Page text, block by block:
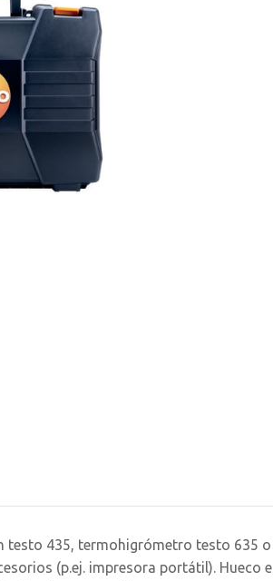
435, termohigrómetro testo 635
(p.ej. impresora portátil). Hueco